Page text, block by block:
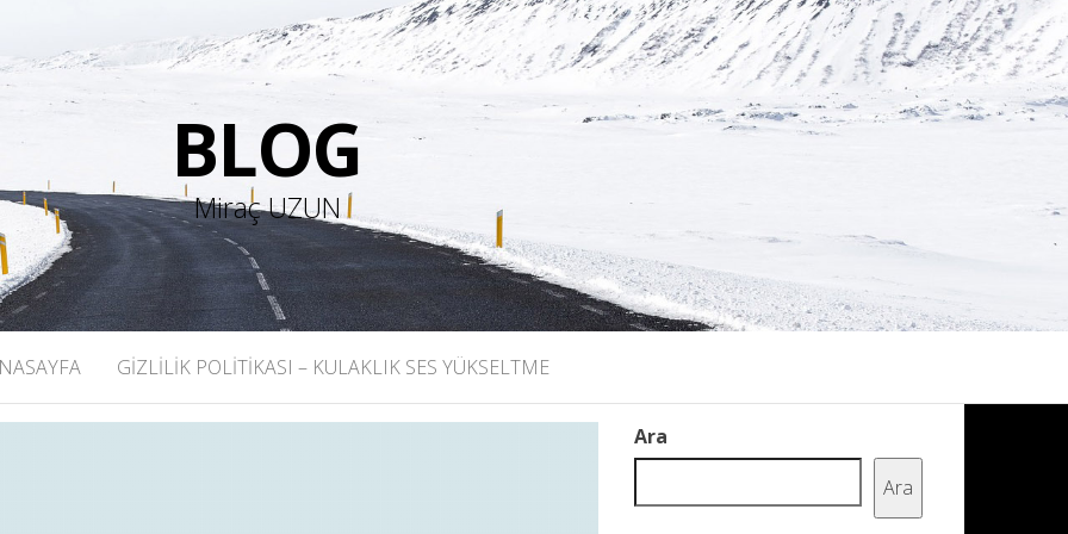
BLOG
Miraç UZUN
GIZLILIK POLITIKASI – KULAKLIK SES YÜKSELTME
Ara
Ara